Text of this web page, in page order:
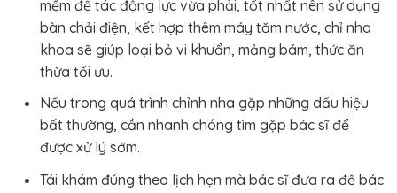
mềm để tác động lực vừa phải, tốt nhất nên sử dụng
bàn chải điện, kết hợp thêm máy tăm nước, chỉ nha
khoa sẽ giúp loại bỏ vi khuẩn, mảng bám, thức ăn
thừa tối ưu.
Nếu trong quá trình chỉnh nha gặp những dấu hiệu
bất thường, cần nhanh chóng tìm gặp bác sĩ để
được xử lý sớm.
Tái khám đúng theo lịch hẹn mà bác sĩ đưa ra để bác